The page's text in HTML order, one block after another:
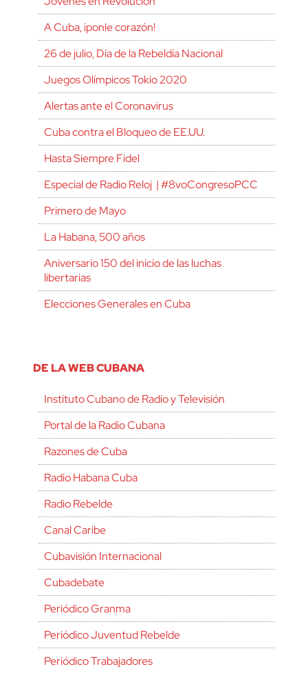
A Cuba, ¡ponle corazón!
26 de julio, Día de la Rebeldía Nacional
Juegos Olímpicos Tokio 2020
Alertas ante el Coronavirus
Cuba contra el Bloqueo de EE.UU.
Hasta Siempre Fidel
Especial de Radio Reloj | #8voCongresoPCC
Primero de Mayo
La Habana, 500 años
Aniversario 150 del inicio de las luchas
libertarias
Elecciones Generales en Cuba
DE LA WEB CUBANA
Instituto Cubano de Radio y Televisión
Portal de la Radio Cubana
Razones de Cuba
Radio Habana Cuba
Radio Rebelde
Canal Caribe
Cubavisión Internacional
Cubadebate
Periódico Granma
Periódico Juventud Rebelde
Periódico Trabajadores